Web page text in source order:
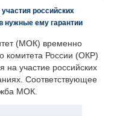
российских
нужные ему гарантии
(МОК) временно
комитета России (ОКР)
на участие российских
Соответствующее
МОК.